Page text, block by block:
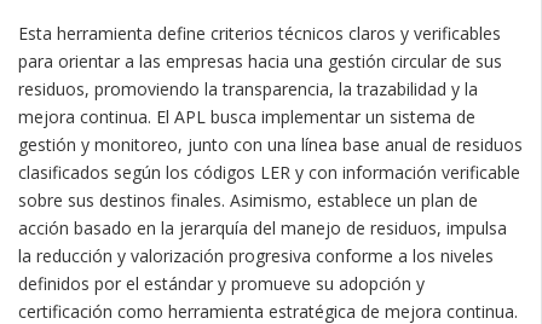
Esta herramienta define criterios técnicos claros y verificables
para orientar a las empresas hacia una gestión circular de sus
residuos, promoviendo la transparencia, la trazabilidad y la
mejora continua. El APL busca implementar un sistema de
gestión y monitoreo, junto con una línea base anual de residuos
clasificados según los códigos LER y con información verificable
sobre sus destinos finales. Asimismo, establece un plan de
acción basado en la jerarquía del manejo de residuos, impulsa
la reducción y valorización progresiva conforme a los niveles
definidos por el estándar y promueve su adopción y
certificación como herramienta estratégica de mejora continua.